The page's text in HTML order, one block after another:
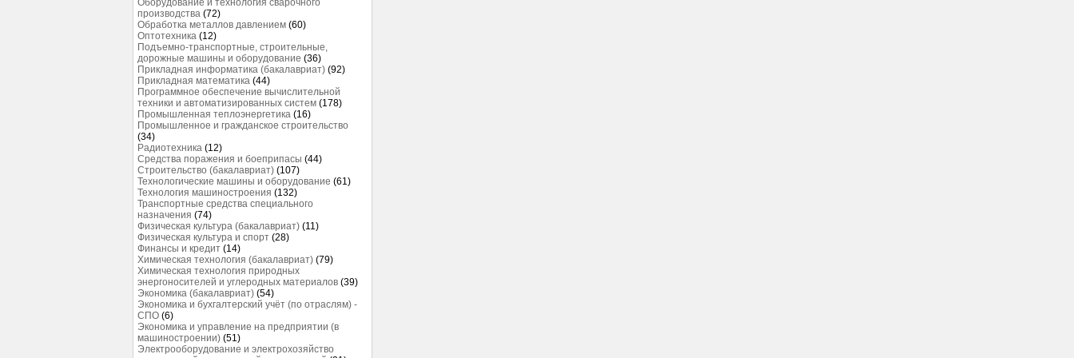
Оборудование и технология сварочного
производства (72)
Обработка металлов давлением (60)
Оптотехника (12)
Подъемно-транспортные, строительные,
дорожные машины и оборудование (36)
Прикладная информатика (бакалавриат) (92)
Прикладная математика (44)
Программное обеспечение вычислительной
техники и автоматизированных систем (178)
Промышленная теплоэнергетика (16)
Промышленное и гражданское строительство
(34)
Радиотехника (12)
Средства поражения и боеприпасы (44)
Строительство (бакалавриат) (107)
Технологические машины и оборудование (61)
Технология машиностроения (132)
Транспортные средства специального
назначения (74)
Физическая культура (бакалавриат) (11)
Физическая культура и спорт (28)
Финансы и кредит (14)
Химическая технология (бакалавриат) (79)
Химическая технология природных
энергоносителей и углеродных материалов (39)
Экономика (бакалавриат) (54)
Экономика и бухгалтерский учёт (по отраслям) -
СПО (6)
Экономика и управление на предприятии (в
машиностроении) (51)
Электрооборудование и электрохозяйство